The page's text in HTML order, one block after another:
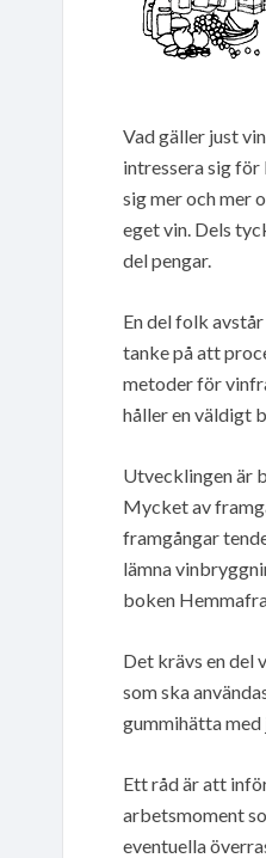
Vad gäller just
intressera sig
sig mer och mer
eget vin. Dels
del pengar.
En del folk
tanke på att
metoder för
håller en väldigt
Utvecklingen är
Mycket av
framgångar
lämna
boken
Det krävs en del
som ska
gummihätta med
Ett råd är att
arbetsmoment
eventuella